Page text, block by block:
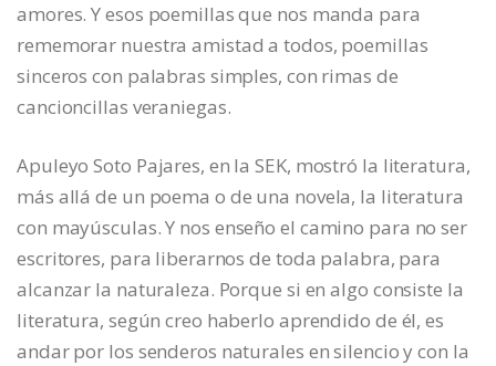
amores. Y esos poemillas que nos manda para
rememorar nuestra amistad a todos, poemillas
sinceros con palabras simples, con rimas de
cancioncillas veraniegas.
Apuleyo Soto Pajares, en la SEK, mostró la literatura,
más allá de un poema o de una novela, la literatura
con mayúsculas. Y nos enseño el camino para no ser
escritores, para liberarnos de toda palabra, para
alcanzar la naturaleza. Porque si en algo consiste la
literatura, según creo haberlo aprendido de él, es
andar por los senderos naturales en silencio y con la